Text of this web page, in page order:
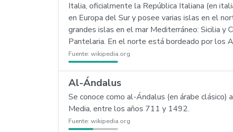
Italia, oficialmente la República Italiana (en
en Europa del Sur y posee varias islas en el
grandes islas en el mar Mediterráneo: Sicilia y
Pantelaria. En el norte está bordeado por los
Fuente: wikipedia.org
Al-Ándalus
Se conoce como al-Ándalus (en árabe
Media, entre los años 711 y 1492.
Fuente: wikipedia.org